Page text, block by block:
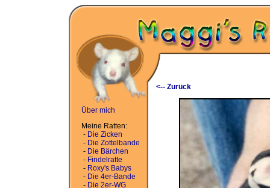
Über mich
Meine Ratten:
- Die Zicken
- Die Zottelbande
- Die Bärchen
- Findelratte
- Roxy's Babys
- Die 4er-Bande
- Die 2er-WG
<-- Zurück